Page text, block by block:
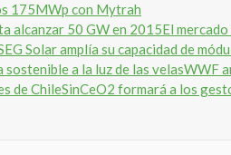
175MWp con Mytrah
El
Solar amplía su capacidad de
WWF
SinCeO2 formará a los